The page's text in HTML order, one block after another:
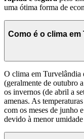
uma ótima forma de
Como é o clima
O clima em Turvelândia
(geralmente de outubro
os invernos (de abril a
amenas. As
com os meses de junho
devido à menor umidade